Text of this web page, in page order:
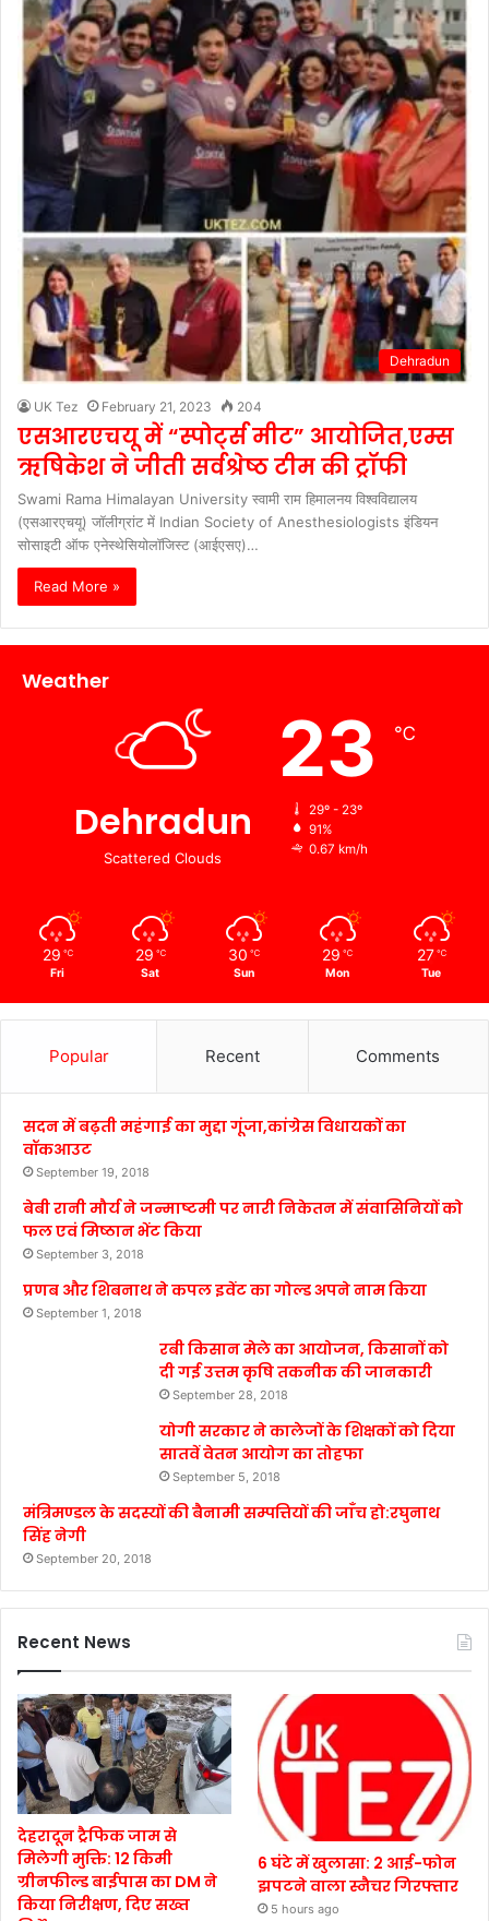
Dehradun
UK Tez February 21, 2023 204
एसआरएचयू में “स्पोर्ट्स मीट” आयोजित,एम्स
ऋषिकेश ने जीती सर्वश्रेष्ठ टीम की ट्रॉफी
Swami Rama Himalayan University स्वामी राम हिमालनय विश्वविद्यालय
(एसआरएचयू) जॉलीग्रांट में Indian Society of Anesthesiologists इंडियन
सोसाइटी ऑफ एनेस्थेसियोलॉजिस्ट (आईएसए)…
Read More »
Weather
Dehradun
Scattered Clouds
23 ℃
29º - 23º
91%
0.67 km/h
29 ℃
Fri
29 ℃
Sat
30 ℃
Sun
29 ℃
Mon
27 ℃
Tue
Popular Recent Comments
सदन में बढ़ती महंगाई का मुद्दा गूंजा,कांग्रेस विधायकों का
वॉकआउट
September 19, 2018
बेबी रानी मौर्य ने जन्माष्टमी पर नारी निकेतन में संवासिनियों को
फल एवं मिष्ठान भेंट किया
September 3, 2018
प्रणब और शिबनाथ ने कपल इवेंट का गोल्ड अपने नाम किया
September 1, 2018
रबी किसान मेले का आयोजन, किसानों को
दी गई उत्तम कृषि तकनीक की जानकारी
September 28, 2018
योगी सरकार ने कालेजों के शिक्षकों को दिया
सातवें वेतन आयोग का तोहफा
September 5, 2018
मंत्रिमण्डल के सदस्यों की बैनामी सम्पत्तियों की जाँच हो:रघुनाथ
सिंह नेगी
September 20, 2018
Recent News
देहरादून ट्रैफिक जाम से
मिलेगी मुक्ति: 12 किमी
ग्रीनफील्ड बाईपास का DM ने
किया निरीक्षण, दिए सख्त
6 घंटे में खुलासा: 2 आई-फोन
झपटने वाला स्नैचर गिरफ्तार
5 hours ago